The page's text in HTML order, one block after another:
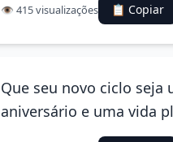
👁️ 415 visualizações 📋 Copiar
Que seu novo ciclo seja
aniversário e uma vida